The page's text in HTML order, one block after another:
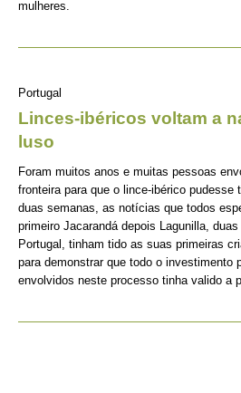
mulheres.
Portugal
Linces-ibéricos voltam a
luso
Foram muitos anos e muitas pessoas
fronteira para que o lince-ibérico pudesse
duas semanas, as notícias que todos
primeiro Jacarandá depois Lagunilla,
Portugal, tinham tido as suas primeiras
para demonstrar que todo o investimento
envolvidos neste processo tinha valido a